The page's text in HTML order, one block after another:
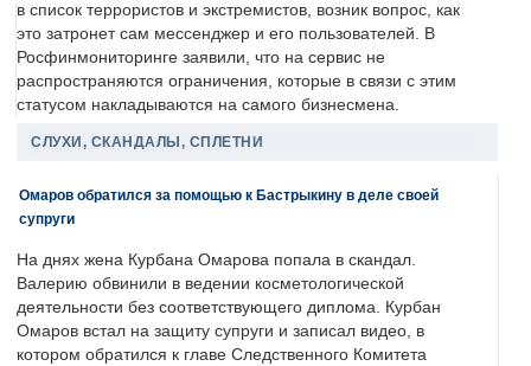
в список террористов и экстремистов, возник вопрос, как
это затронет сам мессенджер и его пользователей. В
Росфинмониторинге заявили, что на сервис не
распространяются ограничения, которые в связи с этим
статусом накладываются на самого бизнесмена.
СЛУХИ, СКАНДАЛЫ, СПЛЕТНИ
Омаров обратился за помощью к Бастрыкину в деле своей
супруги
На днях жена Курбана Омарова попала в скандал.
Валерию обвинили в ведении косметологической
деятельности без соответствующего диплома. Курбан
Омаров встал на защиту супруги и записал видео, в
котором обратился к главе Следственного Комитета